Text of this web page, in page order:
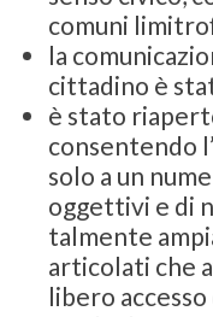
comuni
la
cittadino è
è stato
consentendo
solo a un
oggettivi e di
talmente
articolati che
libero